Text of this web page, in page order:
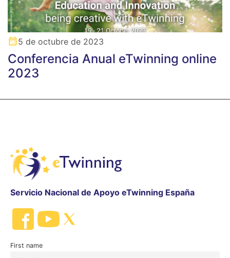
5 de octubre de 2023
Conferencia Anual eTwinning online
2023
Servicio Nacional de Apoyo eTwinning España
First name